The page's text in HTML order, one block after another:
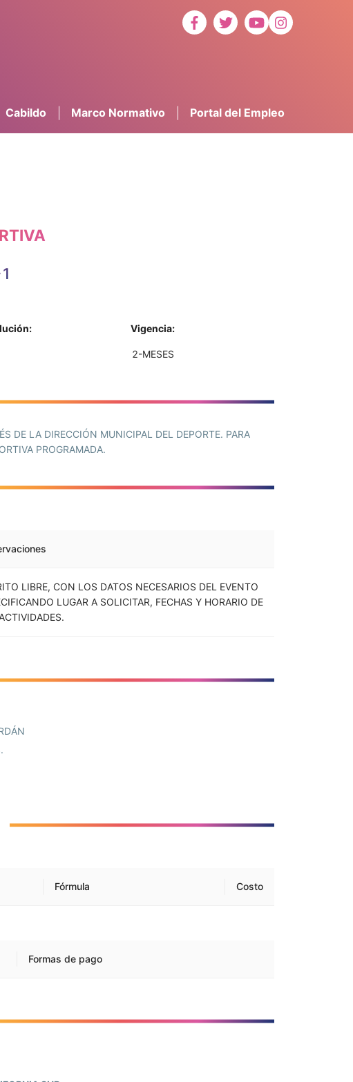
Cabildo Marco Normativo Portal del Empleo
Vigencia:
2-MESES
DE LA DIRECCIÓN MUNICIPAL DEL DEPORTE. PARA
PROGRAMADA.
LIBRE, CON LOS DATOS NECESARIOS DEL EVENTO
LUGAR A SOLICITAR, FECHAS Y HORARIO DE
Fórmula Costo
Formas de pago